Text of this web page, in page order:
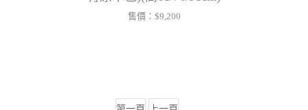
售價： $9,200